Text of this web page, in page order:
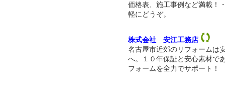
価格表、施工事例など満載！
軽にどうぞ。
株式会社 安江工務店
名古屋市近郊のリフォームは
へ。１０年保証と安心素材で
フォームを全力でサポート！